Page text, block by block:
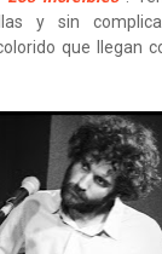
y sin
que llegan